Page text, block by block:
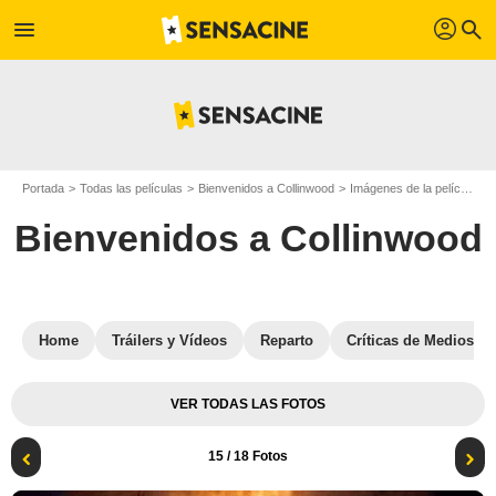
menu profil search
Portada Todas las películas Bienvenidos a Collinwood Imágenes de la película Bienvenidos a Collinwood
Bienvenidos a Collinwood
Home Tráilers y Vídeos Reparto Críticas de Medios
VER TODAS LAS FOTOS
15 / 18 Fotos